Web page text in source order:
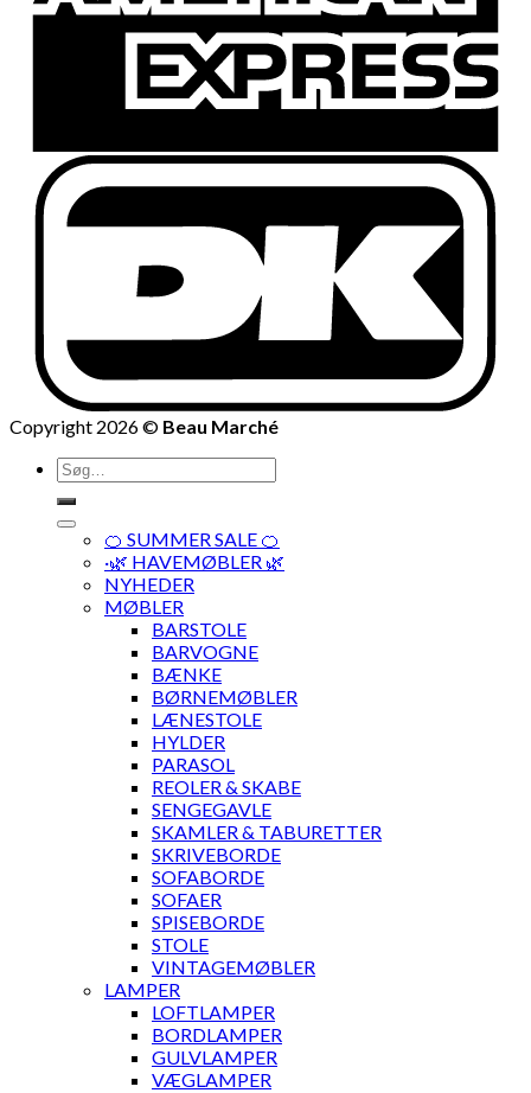
Copyright 2026 © Beau Marché
Søg
efter:
🍊 SUMMER SALE 🍊
·🌿 HAVEMØBLER 🌿
NYHEDER
MØBLER
BARSTOLE
BARVOGNE
BÆNKE
BØRNEMØBLER
LÆNESTOLE
HYLDER
PARASOL
REOLER & SKABE
SENGEGAVLE
SKAMLER & TABURETTER
SKRIVEBORDE
SOFABORDE
SOFAER
SPISEBORDE
STOLE
VINTAGEMØBLER
LAMPER
LOFTLAMPER
BORDLAMPER
GULVLAMPER
VÆGLAMPER